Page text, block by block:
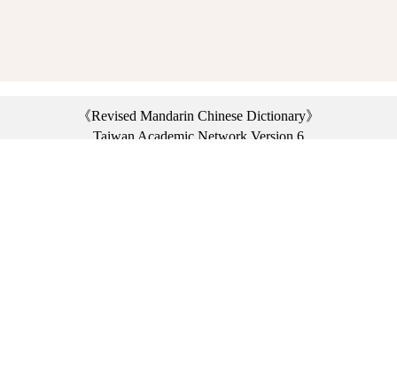
《Revised Mandarin Chinese Dictionary》
Taiwan Academic Network Version 6